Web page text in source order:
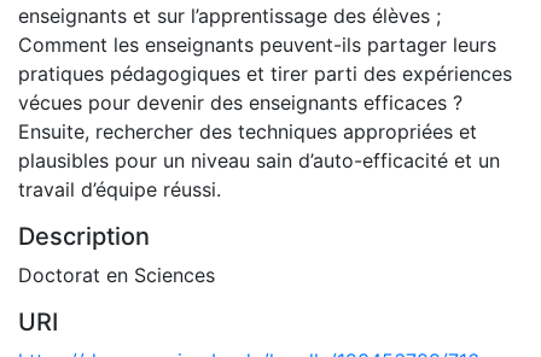
enseignants et sur l’apprentissage des élèves ;
Comment les enseignants peuvent-ils partager leurs
pratiques pédagogiques et tirer parti des expériences
vécues pour devenir des enseignants efficaces ?
Ensuite, rechercher des techniques appropriées et
plausibles pour un niveau sain d’auto-efficacité et un
travail d’équipe réussi.
Description
Doctorat en Sciences
URI